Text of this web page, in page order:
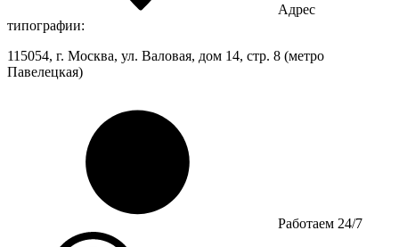
Адрес
типографии:
115054, г. Москва, ул. Валовая, дом 14, стр. 8 (метро
Павелецкая)
Работаем 24/7